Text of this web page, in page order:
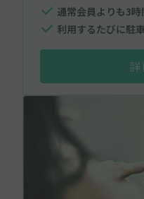
通常会員よりも3
利用するたびに駐
詳